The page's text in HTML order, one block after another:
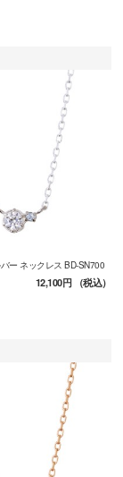
ー ネックレス BD-SN700
12,100円（税込）